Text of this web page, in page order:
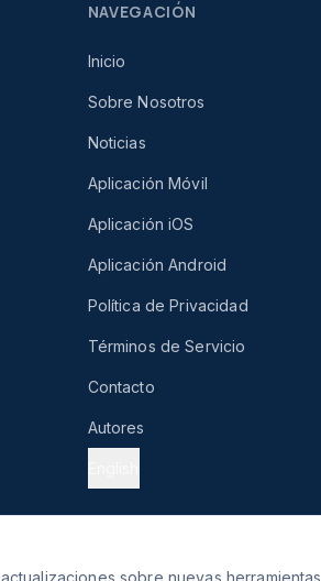
NAVEGACIÓN
Inicio
Sobre Nosotros
Noticias
Aplicación Móvil
Aplicación iOS
Aplicación Android
Política de Privacidad
Términos de Servicio
Contacto
Autores
sobre nuevas herramientas.